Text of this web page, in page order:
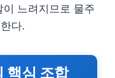
느려지므로 물주
다.
핵심 조합